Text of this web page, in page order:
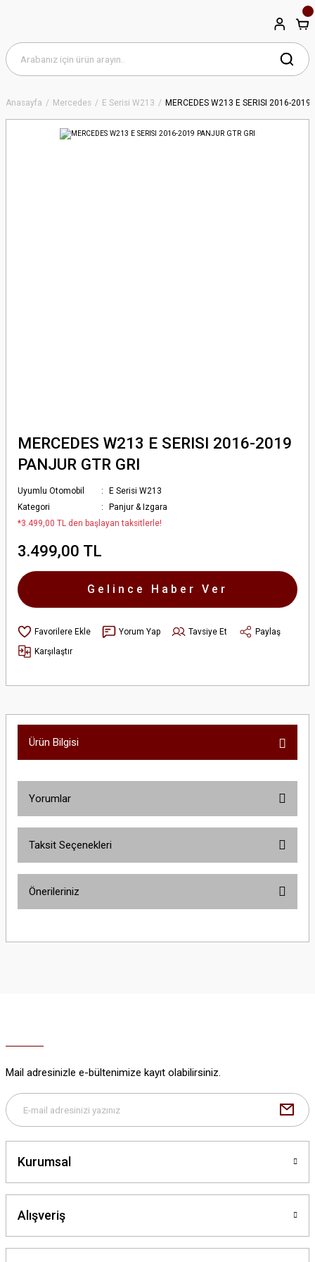
Anasayfa Mercedes E Serisi W213 MERCEDES W213 E SERISI 2016-2019
MERCEDES W213 E SERISI 2016-2019
PANJUR GTR GRI
Uyumlu Otomobil
E Serisi W213
Kategori
Panjur & Izgara
*3.499,00 TL den başlayan taksitlerle!
3.499,00 TL
Gelince Haber Ver
Yorum Yap Tavsiye Et
Paylaş
Karşılaştır
Ürün Bilgisi
Yorumlar
Taksit Seçenekleri
Önerileriniz
yetersiz gördüğünüz noktaları öneri formunu kullanarak tarafımıza
Bu ürüne benzer farklı alternatifler olmalı.
Mail adresinizle e-bültenimize kayıt olabilirsiniz.
Kurumsal
Alışveriş